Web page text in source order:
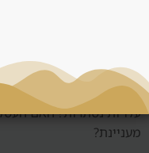
האם יש ביקוש אמיתי?
השוק יורד? האם אפשר
עלויות נסתרות? האם
מעניינת?